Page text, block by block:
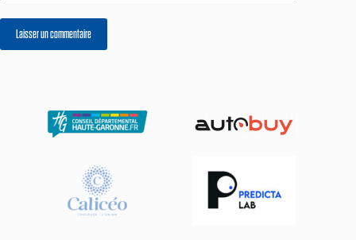
Laisser un commentaire